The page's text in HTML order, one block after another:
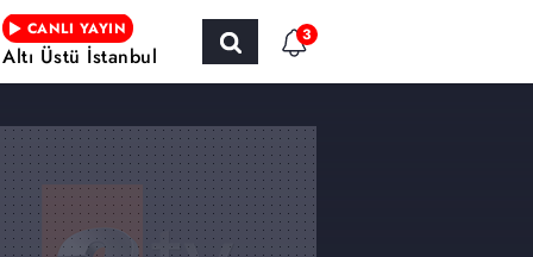
CANLI YAYIN
Altı Üstü İstanbul
3